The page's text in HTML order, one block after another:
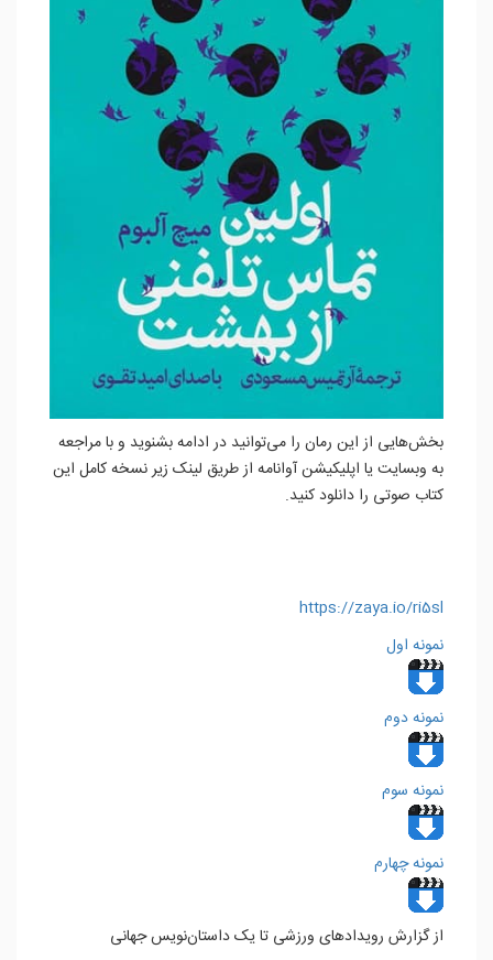
بخش‌هایی از این رمان را می‌توانید در ادامه بشنوید و با مراجعه
به وبسایت یا اپلیکیشن آوانامه از طریق لینک زیر نسخه کامل این
کتاب صوتی را دانلود کنید.
https://zaya.io/ri5sl
نمونه اول
نمونه دوم
نمونه سوم
نمونه چهارم
از گزارش رویدادهای ورزشی تا یک داستان‌نویس جهانی